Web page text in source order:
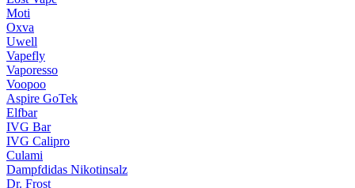
Moti
Oxva
Uwell
Vapefly
Vaporesso
Voopoo
Aspire GoTek
Elfbar
IVG Bar
IVG Calipro
Culami
Dampfdidas Nikotinsalz
Dr. Frost